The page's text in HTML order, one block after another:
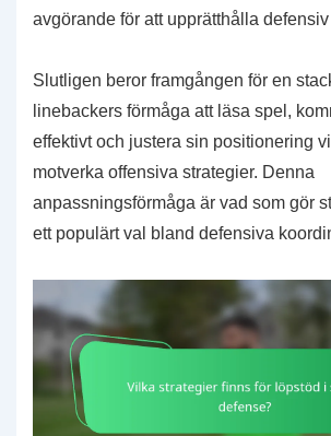
avgörande för att upprätthålla
Slutligen beror framgången för en
linebackers förmåga att läsa spel,
effektivt och justera sin positionering
motverka offensiva strategier. Denna
anpassningsförmåga är vad som gör
ett populärt val bland defensiva